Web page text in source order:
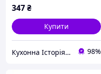
347₴
Купити
Кухонна Історія - товари для кухні та дому 98%